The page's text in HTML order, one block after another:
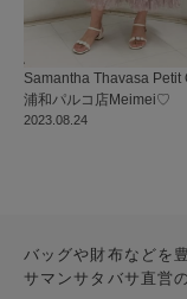
2023.08.24
Samantha Thavasa Petit
浦和パルコ店Meimei♡
バッグや財布などを
サマンサタバサ直営